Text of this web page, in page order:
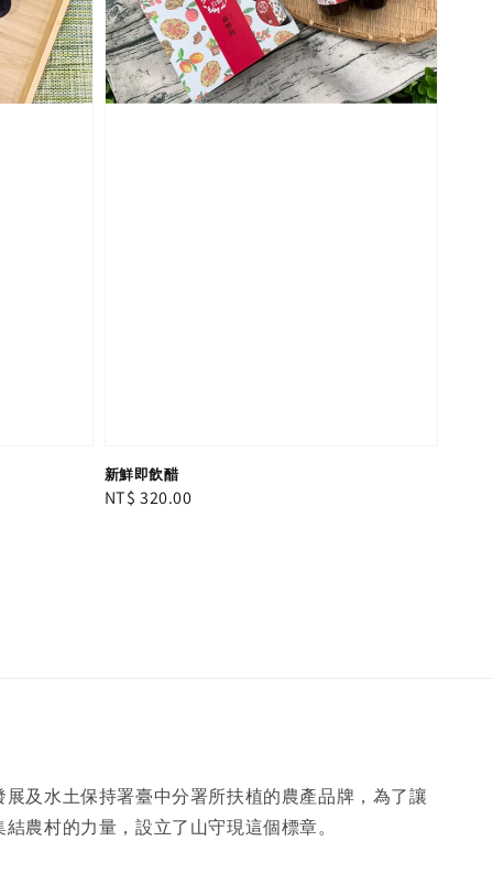
新鮮即飲醋
Regular
NT$ 320.00
展及水土保持署臺中分署所扶植的農產品牌，為了讓
農村的力量，設立了山守現這個標章。